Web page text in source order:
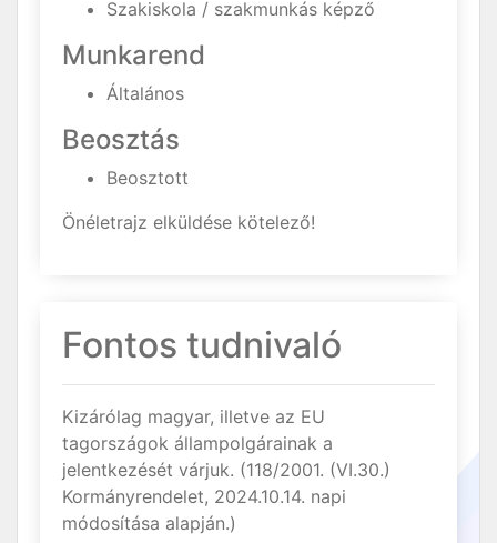
Szakiskola / szakmunkás képző
Munkarend
Általános
Beosztás
Beosztott
Önéletrajz elküldése kötelező!
Fontos tudnivaló
Kizárólag magyar, illetve az EU
tagországok állampolgárainak a
jelentkezését várjuk. (118/2001. (VI.30.)
Kormányrendelet, 2024.10.14. napi
módosítása alapján.)